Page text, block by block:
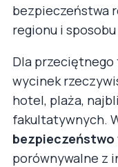
bezpieczeństwa
regionu i
Dla
wycinek
hotel, plaża,
fakultatywnych.
bezpieczeństwo
porównywalne z